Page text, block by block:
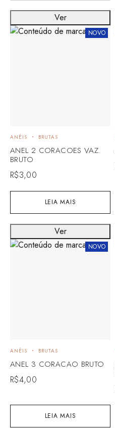
NOVO
LEIA MAIS
ANÉIS BRUTAS
ANEL 2 CORACOES VAZ.
BRUTO
R$3,00
Ver
NOVO
LEIA MAIS
ANÉIS BRUTAS
ANEL 3 CORACAO BRUTO
R$4,00
Ver